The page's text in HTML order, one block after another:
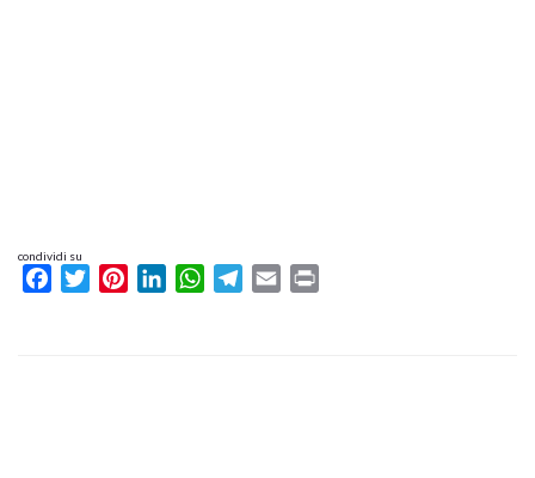
condividi su
FacebookTwitterPinterestLinkedInWhatsAppTelegram
Email